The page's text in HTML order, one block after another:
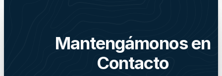
Mantengámonos en
Contacto